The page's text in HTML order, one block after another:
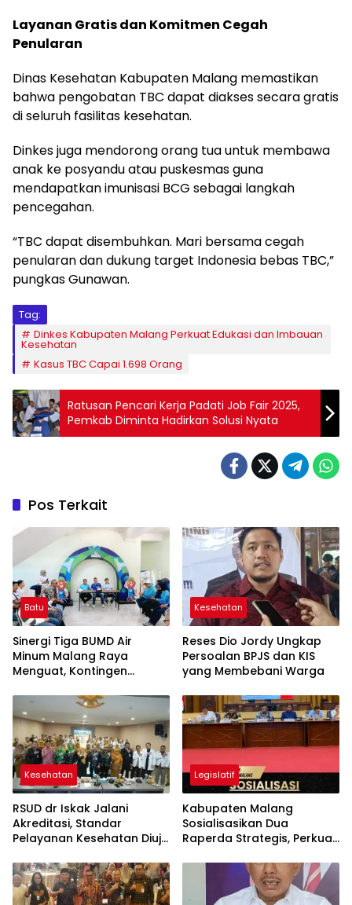
Layanan Gratis dan Komitmen Cegah
Penularan
Dinas Kesehatan Kabupaten Malang memastikan
bahwa pengobatan TBC dapat diakses secara gratis
di seluruh fasilitas kesehatan.
Dinkes juga mendorong orang tua untuk membawa
anak ke posyandu atau puskesmas guna
mendapatkan imunisasi BCG sebagai langkah
pencegahan.
“TBC dapat disembuhkan. Mari bersama cegah
penularan dan dukung target Indonesia bebas TBC,”
pungkas Gunawan.
Tag:
Dinkes Kabupaten Malang Perkuat Edukasi dan Imbauan
Kesehatan
Kasus TBC Capai 1.698 Orang
Ratusan Pencari Kerja Padati Job Fair 2025,
Pemkab Diminta Hadirkan Solusi Nyata
Pos Terkait
Batu
Sinergi Tiga BUMD Air
Minum Malang Raya
Menguat, Kontingen
Seleksi PORPAMNAS 2026
Kesehatan
Reses Dio Jordy Ungkap
Persoalan BPJS dan KIS
yang Membebani Warga
Kesehatan
RSUD dr Iskak Jalani
Akreditasi, Standar
Pelayanan Kesehatan Diuji
Perawatan
Legislatif
Kabupaten Malang
Sosialisasikan Dua
Raperda Strategis, Perkuat
Perangkat Daerah